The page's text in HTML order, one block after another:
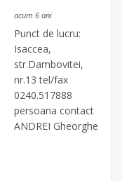
acum 6 ani
Punct de lucru:
Isaccea,
str.Dambovitei,
nr.13 tel/fax
0240.517888
persoana contact
ANDREI Gheorghe